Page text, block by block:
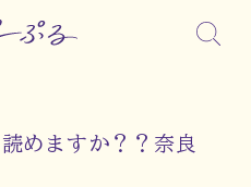
めますか？？奈良